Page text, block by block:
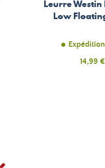
Leurre
Low
Prix
14,99 €